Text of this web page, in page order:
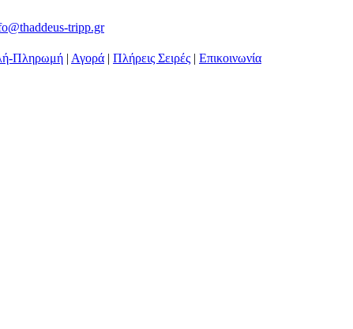
tripp.gr
Πληρωμή | Αγορά | Πλήρεις Σειρές | Επικοινωνία